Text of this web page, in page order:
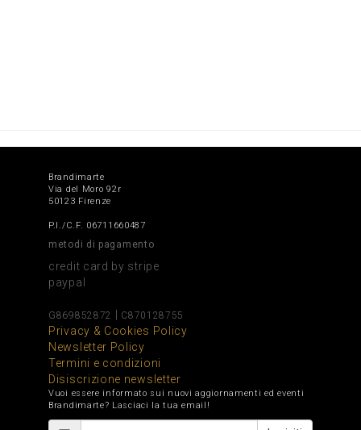
Brandimarte
Via del Moro 92r
50123 Firenze
P.I./C.F. 06711660487
metodi di pagamento
credit card by stripe
paypal
G869852872 C870128755
Privacy & Cookies Policy
Newsletter Policy
Termini e condizioni
Disiscrizione newsletter
Vuoi essere informato sui nuovi aggiornamenti ed eventi
Brandimarte? Lasciaci la tua email!